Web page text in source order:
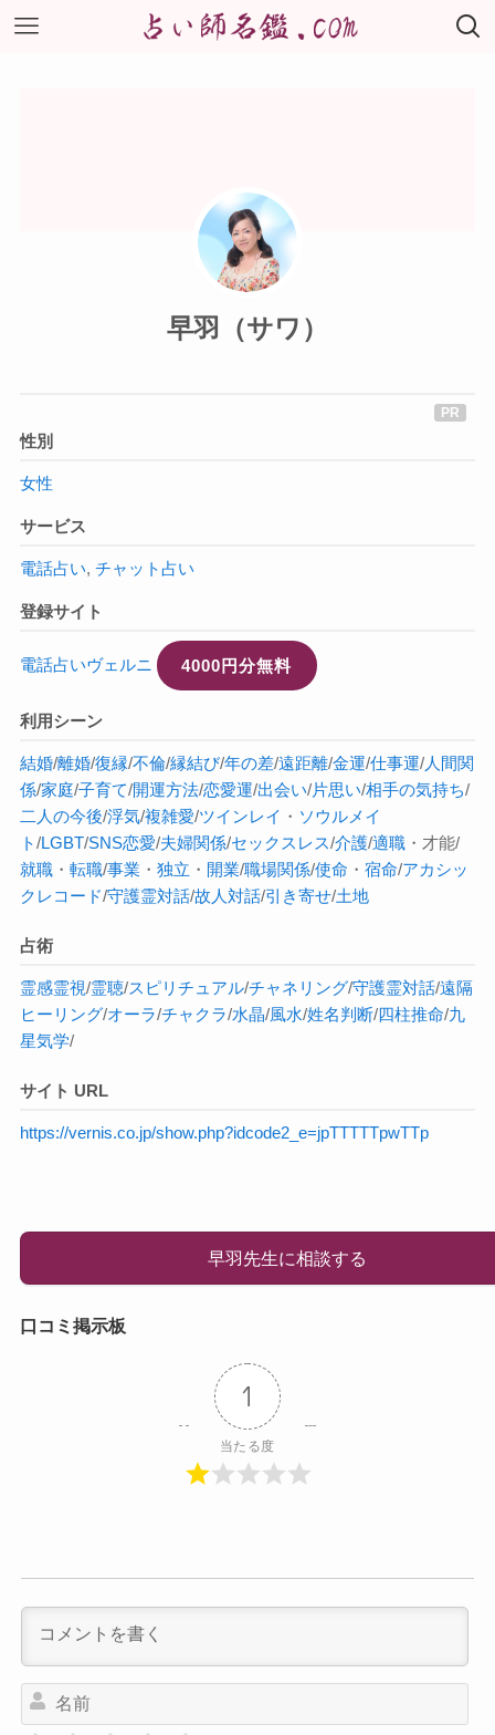
早羽（サワ）
性別
女性
サービス
電話占い, チャット占い
登録サイト
電話占いヴェルニ 4000円分無料
利用シーン
結婚/離婚/復縁/不倫/縁結び/年の差/遠距離/金運/仕事運/人間関
係/家庭/子育て/開運方法/恋愛運/出会い/片思い/相手の気持ち/
二人の今後/浮気/複雑愛/ツインレイ ・ ソウルメイ
ト/LGBT/SNS恋愛/夫婦関係/セックスレス/介護/適職・才能/
就職・ 転職/事業 ・ 独立 ・ 開業/職場関係/使命 ・ 宿命/アカシッ
クレコード/守護霊対話/故人対話/引き寄せ/土地
占術
霊感霊視/霊聴/スピリチュアル/チャネリング/守護霊対話/遠隔
ヒーリング/オーラ/チャクラ/水晶/風水/姓名判断/四柱推命/九
星気学/
サイト URL
https://vernis.co.jp/show.php?idcode2_e=jpTTTTTpwTTp
早羽先生に相談する
口コミ掲示板
1
当たる度